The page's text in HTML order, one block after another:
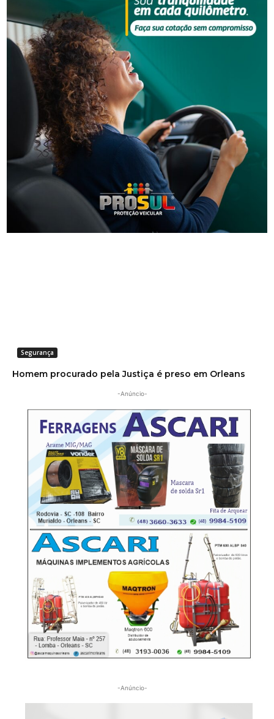
Segurança
Homem que beijou criança de 11 anos à força agora
terá de indenizar vítima e familiar
Operação da Polícia Civil resulta na prisão de três
pessoas em Orleans
Segurança
Homem procurado pela Justiça é preso em Orleans
-Anúncio-
-Anúncio-